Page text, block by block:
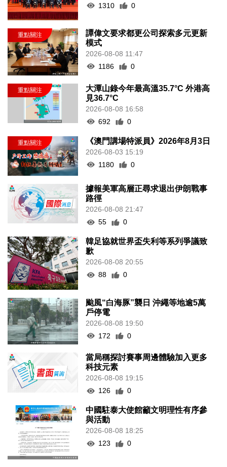
1310 0
譚偉文要求都更公司探索多元更新
模式
2026-08-08 11:47
1186
0
大潭山錄今年最高溫35.7°C 外港高
見36.7°C
2026-08-08 16:58
692
0
《澳門講場特派員》2026年8月3日
2026-08-03 15:19
1180
0
據報美軍高層正尋求退出伊朗戰事
路徑
2026-08-08 21:47
55
0
韓足協就世界盃失利等系列爭議致
歉
2026-08-08 20:55
88
0
颱風“白海豚”襲日 沖繩等地逾5萬
戶停電
2026-08-08 19:50
172
0
當局稱探討賽事周邊體驗加入更多
科技元素
2026-08-08 19:15
126
0
中國駐泰大使館籲文明理性有序參
與活動
2026-08-08 18:25
123
0